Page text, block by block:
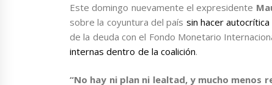
Este domingo nuevamente el expresidente
sobre la coyuntura del país sin hacer
de la deuda con el Fondo Monetario
internas dentro de la coalición.
“No hay ni plan ni lealtad, y mucho menos